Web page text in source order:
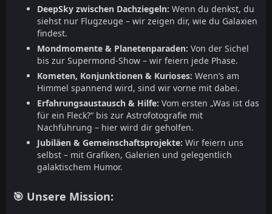
DeepSky zwischen Dachziegeln: Wenn du denkst, du
siehst nur Flugzeuge – wir zeigen dir, wie du Galaxien
findest.
Mondmomente & Planetenparaden: Von der Sichel
bis zur Supermond-Show – wir feiern jede Phase.
Kometen, Konjunktionen & Kurioses: Wenn’s am
Himmel spannend wird, sind wir vorne mit dabei.
Erfahrungsaustausch & Hilfe: Vom ersten „Was ist das
für ein Fleck?“ bis zur Astrofotografie mit
Nachführung – hier wird dir geholfen.
Jubiläen & Gemeinschaftsprojekte: Wir feiern uns
selbst – mit Grafiken, Galerien und gelegentlich
galaktischem Humor.
🎯 Unsere Mission: